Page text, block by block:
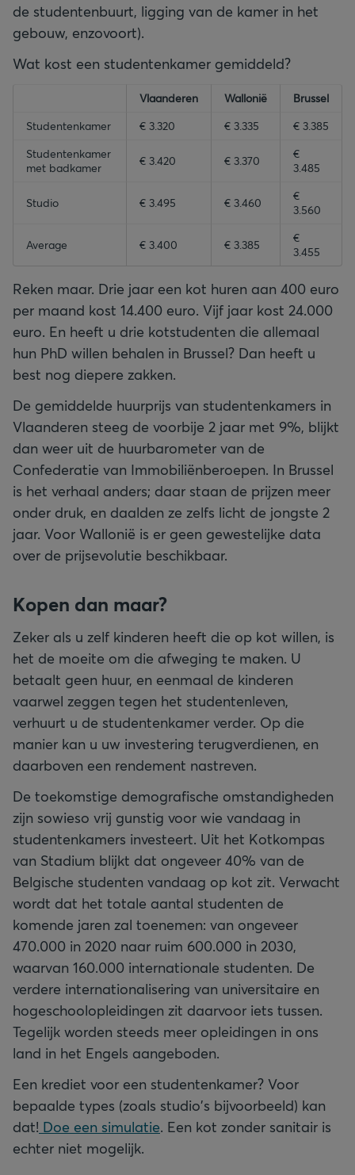
de studentenbuurt, ligging van de kamer in het
gebouw, enzovoort).
Wat kost een studentenkamer gemiddeld?
empty-header empty-header empty-header
Vlaanderen Wallonië
Brussel
Studentenkamer
€ 3.320 € 3.335
€ 3.385
Studentenkamer
met badkamer
€ 3.420 € 3.370
€
3.485
Studio € 3.495 € 3.460
€
3.560
Average € 3.400 € 3.385
€
3.455
Reken maar. Drie jaar een kot huren aan 400 euro
per maand kost 14.400 euro. Vijf jaar kost 24.000
euro. En heeft u drie kotstudenten die allemaal
hun PhD willen behalen in Brussel? Dan heeft u
best nog diepere zakken.
De gemiddelde huurprijs van studentenkamers in
Vlaanderen steeg de voorbije 2 jaar met 9%, blijkt
dan weer uit de huurbarometer van de
Confederatie van Immobiliënberoepen. In Brussel
is het verhaal anders; daar staan de prijzen meer
onder druk, en daalden ze zelfs licht de jongste 2
jaar. Voor Wallonië is er geen gewestelijke data
over de prijsevolutie beschikbaar.
Kopen dan maar?
Zeker als u zelf kinderen heeft die op kot willen, is
het de moeite om die afweging te maken. U
betaalt geen huur, en eenmaal de kinderen
vaarwel zeggen tegen het studentenleven,
verhuurt u de studentenkamer verder. Op die
manier kan u uw investering terugverdienen, en
daarboven een rendement nastreven.
De toekomstige demografische omstandigheden
zijn sowieso vrij gunstig voor wie vandaag in
studentenkamers investeert. Uit het Kotkompas
van Stadium blijkt dat ongeveer 40% van de
Belgische studenten vandaag op kot zit. Verwacht
wordt dat het totale aantal studenten de
komende jaren zal toenemen: van ongeveer
470.000 in 2020 naar ruim 600.000 in 2030,
waarvan 160.000 internationale studenten. De
verdere internationalisering van universitaire en
hogeschoolopleidingen zit daarvoor iets tussen.
Tegelijk worden steeds meer opleidingen in ons
land in het Engels aangeboden.
Een krediet voor een studentenkamer? Voor
bepaalde types (zoals studio's bijvoorbeeld) kan
dat! Doe een simulatie. Een kot zonder sanitair is
echter niet mogelijk.